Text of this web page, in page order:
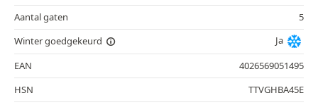
Aantal gaten
5
Winter goedgekeurd
Ja
EAN
4026569051495
HSN
TTVGHBA45E